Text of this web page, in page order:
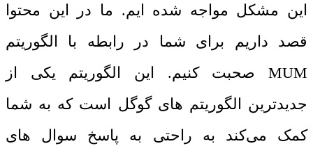
این مشکل مواجه شده ایم. ما در این محتوا
قصد داریم برای شما در رابطه با الگوریتم
MUM صحبت کنیم. این الگوریتم یکی از
جدیدترین الگوریتم ‌های گوگل است که به شما
کمک می‌کند به ‌راحتی به پاسخ سوال‌ های